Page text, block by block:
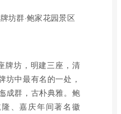
坊群·鲍家花园景区
牌坊，明建三座，清
坊中最有名的一处，
成群，古朴典雅。鲍
、嘉庆年间著名徽